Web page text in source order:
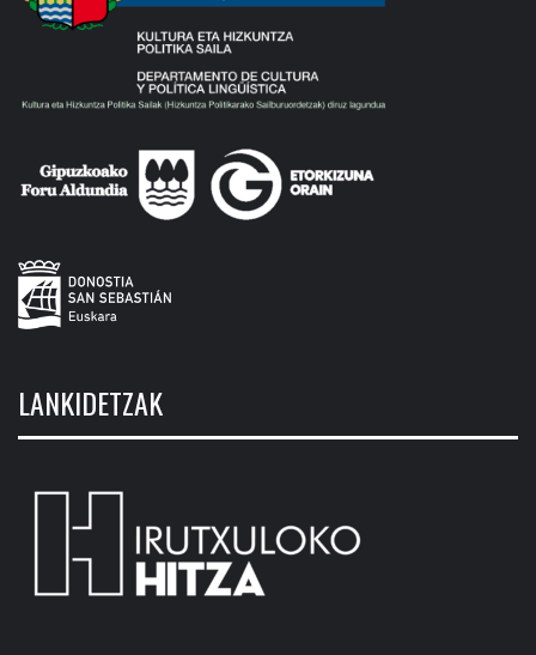
LANKIDETZAK